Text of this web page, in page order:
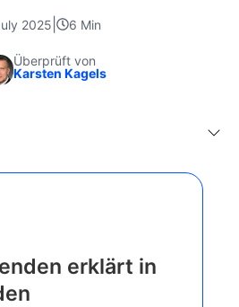
2025 6 Min
Überprüft von
Karsten Kagels
erklärt in